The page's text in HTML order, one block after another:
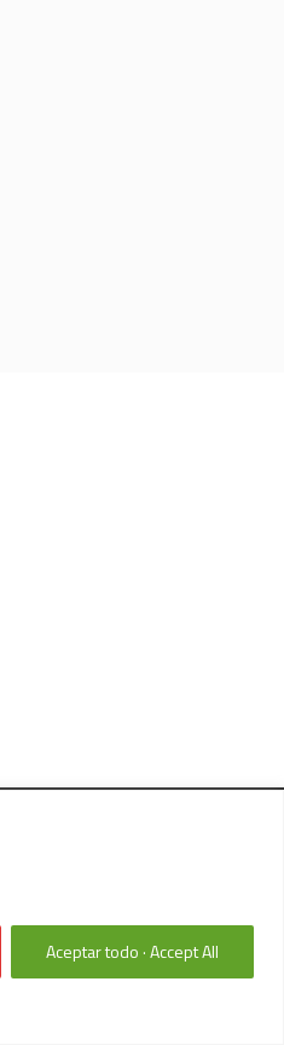
Aceptar todo · Accept All